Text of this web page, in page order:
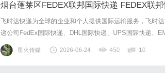
烟台蓬莱区FEDEX联邦国际快递 FEDEX联
飞时达快递为全球的企业和个人提供国际运输服务，飞时
递公司FedEx国际快递、DHL国际快递、UPS国际快递、
海运水陆路业务。在当前全球贸易快速发展的背景下，国
客户体验。作为烟台蓬莱区lingxian的物流服务提供商，飞
星火传媒 2026-06-24 450 10